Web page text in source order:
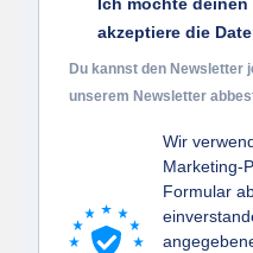
Ich möchte
akzeptiere die
Du kannst den Newsletter
unserem Newsletter
Wir
Marketing-
Formular